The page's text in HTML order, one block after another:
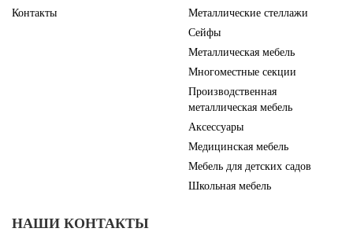
Контакты
Металлические стеллажи
Сейфы
Металлическая мебель
Многоместные секции
Производственная
металлическая мебель
Аксессуары
Медицинская мебель
Мебель для детских садов
Школьная мебель
НАШИ КОНТАКТЫ